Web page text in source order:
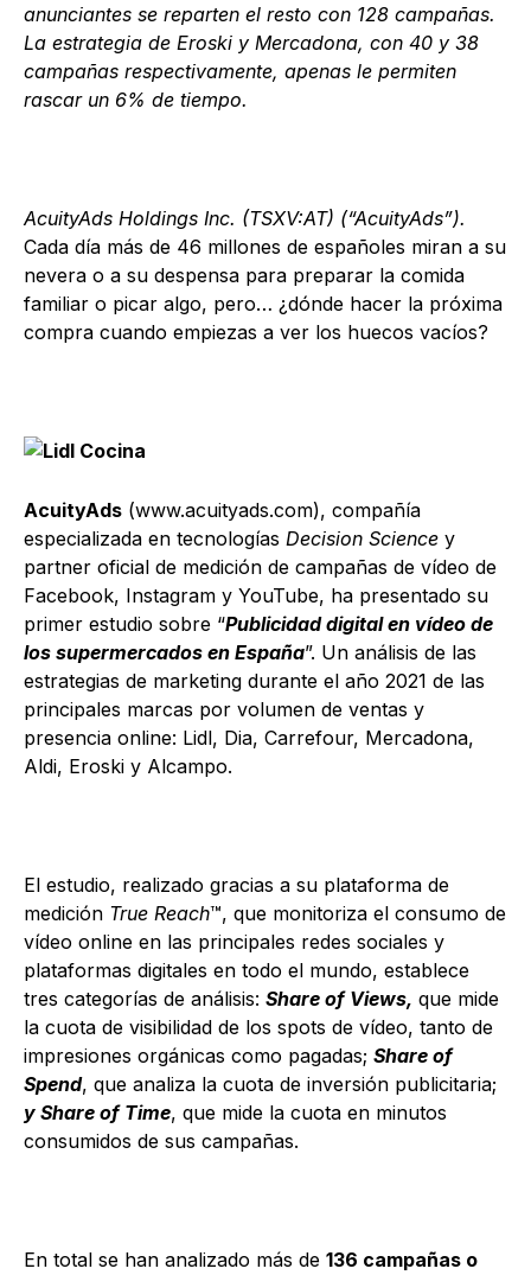
anunciantes se reparten el resto con 128 campañas.
La estrategia de Eroski y Mercadona, con 40 y 38
campañas respectivamente, apenas le permiten
rascar un 6% de tiempo.
AcuityAds Holdings Inc. (TSXV:AT) (“AcuityAds”).
Cada día más de 46 millones de españoles miran a su
nevera o a su despensa para preparar la comida
familiar o picar algo, pero… ¿dónde hacer la próxima
compra cuando empiezas a ver los huecos vacíos?
AcuityAds (www.acuityads.com), compañía
especializada en tecnologías Decision Science y
partner oficial de medición de campañas de vídeo de
Facebook, Instagram y YouTube, ha presentado su
primer estudio sobre “Publicidad digital en vídeo de
los supermercados en España”. Un análisis de las
estrategias de marketing durante el año 2021 de las
principales marcas por volumen de ventas y
presencia online: Lidl, Dia, Carrefour, Mercadona,
Aldi, Eroski y Alcampo.
El estudio, realizado gracias a su plataforma de
medición True Reach™, que monitoriza el consumo de
vídeo online en las principales redes sociales y
plataformas digitales en todo el mundo, establece
tres categorías de análisis: Share of Views, que mide
la cuota de visibilidad de los spots de vídeo, tanto de
impresiones orgánicas como pagadas; Share of
Spend, que analiza la cuota de inversión publicitaria;
y Share of Time, que mide la cuota en minutos
consumidos de sus campañas.
En total se han analizado más de 136 campañas o